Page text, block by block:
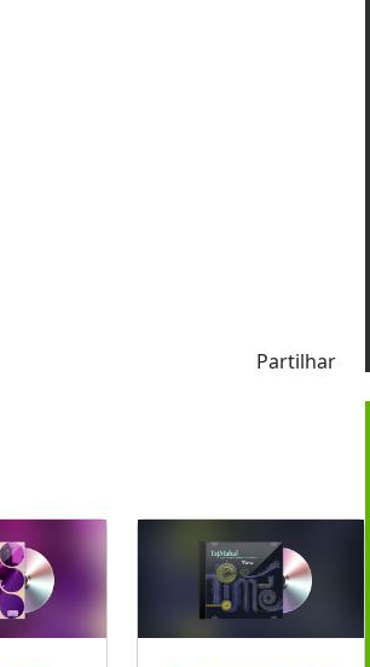
Partilhar